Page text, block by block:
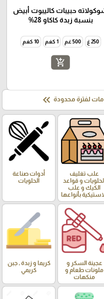
حبيبات كاليبوت أبيض
بنسبة زبدة كاكاو 28%
250 غ 500 غم 1 كغم 10 كغم
add_shopping_cart
لفترة محدودة keyboard_double_arrow_left
علب تغليف
و قواعد
الكيك و علب
بأنواعها
أدوات صناعة
الحلويات
عجينة السكر و
ملونات طعام و
منكهات
كريما و زبدة , جبن
كريمي